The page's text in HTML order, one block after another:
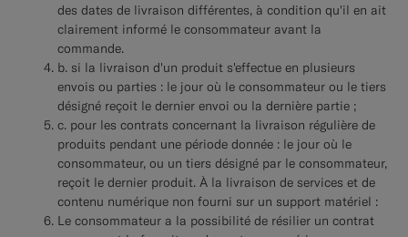
des dates de livraison différentes, à condition qu'il en ait
clairement informé le consommateur avant la
commande.
b. si la livraison d'un produit s'effectue en plusieurs
envois ou parties : le jour où le consommateur ou le tiers
désigné reçoit le dernier envoi ou la dernière partie ;
c. pour les contrats concernant la livraison régulière de
produits pendant une période donnée : le jour où le
consommateur, ou un tiers désigné par le consommateur,
reçoit le dernier produit. À la livraison de services et de
contenu numérique non fourni sur un support matériel :
Le consommateur a la possibilité de résilier un contrat